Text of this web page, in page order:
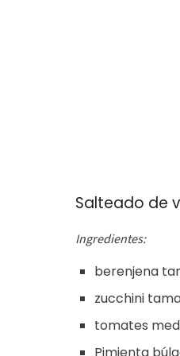
Salteado de
Ingredientes:
berenjena
zucchini
tomates